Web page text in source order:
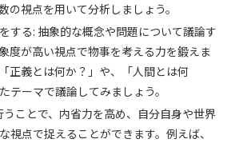
の視点を用いて分析しましょう。
する: 抽象的な概念や問題について議論す
度が高い視点で物事を考える力を鍛えま
正義とは何か？」や、「人間とは何
テーマで議論してみましょう。
うことで、内省力を高め、自分自身や世界
視点で捉えることができます。例えば、